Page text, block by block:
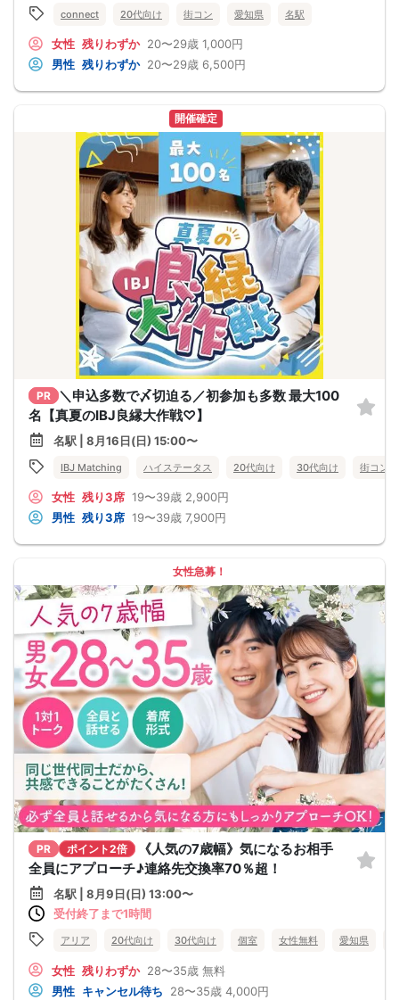
connect 20代向け 街コン 愛知県 名駅
女性 残りわずか 20〜29歳 1,000円
男性 残りわずか 20〜29歳 6,500円
開催確定
PR
＼申込多数で〆切迫る／初参加も多数 最大100
名【真夏のIBJ良縁大作戦♡】
名駅 | 8月16日(日) 15:00〜
IBJ Matching ハイステータス 20代向け 30代向け 街コン
女性 残り3席 19〜39歳 2,900円
男性 残り3席 19〜39歳 7,900円
女性急募！
PR ポイント2倍
《人気の7歳幅》気になるお相手
全員にアプローチ♪連絡先交換率70％超！
名駅 | 8月9日(日) 13:00〜
受付終了まで1時間
アリア 20代向け 30代向け 個室 女性無料 愛知県
女性 残りわずか 28〜35歳 無料
男性 キャンセル待ち 28〜35歳 4,000円